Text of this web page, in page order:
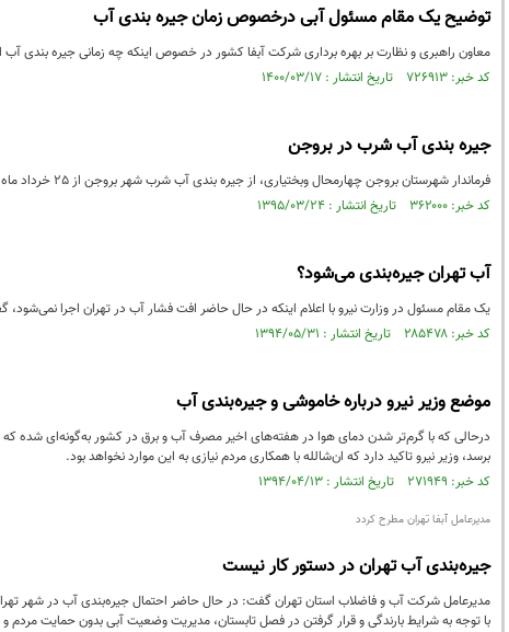
توضیح یک مقام مسئول آبی درخصوص زمان جیره بندی آب
معاون راهبری و نظارت بر بهره برداری شرکت آبفا کشور در خصوص اینکه چه زمانی جیره بندی آب
کد خبر: ۷۲۶۹۱۳ تاریخ انتشار : ۱۴۰۰/۰۳/۱۷
جیره بندی آب شرب در بروجن
فرماندار شهرستان بروجن چهارمحال وبختیاری، از جیره بندی آب شرب شهر بروجن از 25 خرداد ماه به دلیل خشکسالی و کمبود منابع آبی و کاهش بارش ها خبر داد.
کد خبر: ۳۶۲۰۰۰ تاریخ انتشار : ۱۳۹۵/۰۳/۲۴
آب تهران جیره‌بندی می‌شود؟
یک مقام مسئول در وزارت نیرو با اعلام اینکه در حال حاضر افت فشار آب در تهران اجرا
کد خبر: ۲۸۵۴۷۸ تاریخ انتشار : ۱۳۹۴/۰۵/۳۱
موضع‌ وزیر نیرو درباره خاموشی و جیره‌بندی آب
درحالی که با گرم‌تر شدن دمای هوا در هفته‌های اخیر مصرف آب و برق در کشور به‌گونه‌ای شده
برسد، وزیر نیرو تاکید دارد که ان‌شالله با همکاری مردم نیازی به این موارد نخواهد بود.
کد خبر: ۲۷۱۹۴۹ تاریخ انتشار : ۱۳۹۴/۰۴/۱۳
مدیرعامل آبفا تهران مطرح کردد
جیره‌بندی آب تهران در دستور کار نیست
مدیرعامل شرکت آب و فاضلاب استان تهران گفت: در حال حاضر احتمال جیره‌بندی آب در شهر
با توجه به شرایط بارندگی و قرار گرفتن در فصل تابستان، مدیریت وضعیت آبی بدون حمایت